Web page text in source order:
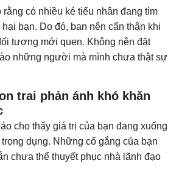
có nhiều kẻ tiểu nhân đang tìm
bạn. Do đó, bạn nên cẩn thận khi
tượng mới quen. Không nên đặt
những người mà mình chưa thật sự
trai phản ánh khó khăn
cho thấy giá trị của bạn đang xuống
dụng. Những cố gắng của bạn
chưa thể thuyết phục nhà lãnh đạo